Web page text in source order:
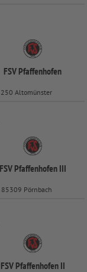
FSV Pfaffenhofen
Altomünster
FSV Pfaffenhofen III
Pörnbach
FSV Pfaffenhofen II